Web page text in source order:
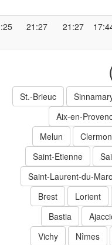
21:27
21:27
00:25
St.-Brieuc
Aix-en-
Melun
Saint-Etienne
Saint-Laurent-du-
Lorient
Brest
Bastia
Nîmes
Vichy